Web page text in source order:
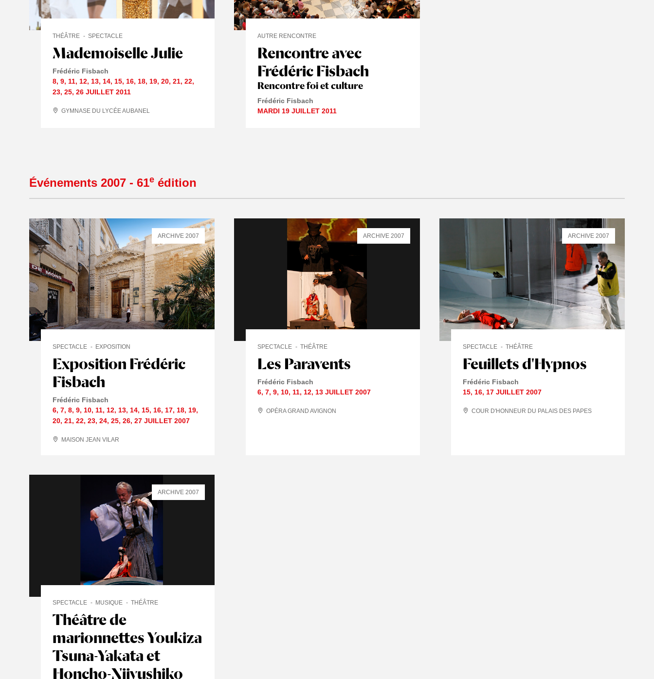
Mademoiselle Julie
THÉÂTRE SPECTACLE
Frédéric Fisbach
8, 9, 11, 12, 13, 14, 15, 16, 18, 19, 20, 21, 22,
23, 25, 26 JUILLET 2011
GYMNASE DU LYCÉE AUBANEL
Rencontre avec
Frédéric Fisbach
Rencontre foi et culture
AUTRE RENCONTRE
Frédéric Fisbach
MARDI 19 JUILLET 2011
Événements 2007 - 61e édition
Exposition Frédéric
Fisbach
SPECTACLE EXPOSITION
Frédéric Fisbach
6, 7, 8, 9, 10, 11, 12, 13, 14, 15, 16, 17, 18, 19,
20, 21, 22, 23, 24, 25, 26, 27 JUILLET 2007
MAISON JEAN VILAR
ARCHIVE 2007
Les Paravents
SPECTACLE THÉÂTRE
Frédéric Fisbach
6,7,9, 10, 11, 12, 13 JUILLET 2007
OPÉRA GRAND AVIGNON
ARCHIVE 2007
Feuillets d'Hypnos
SPECTACLE THÉÂTRE
Frédéric Fisbach
15, 16, 17 JUILLET2007
COUR D'HONNEUR DU PALAIS DES PAPES
ARCHIVE 2007
Théâtre de
marionnettes Youkiza
Tsuna-Yakata et
Honcho-Nijyushiko
SPECTACLE MUSIQUE THÉÂTRE
ARCHIVE 2007